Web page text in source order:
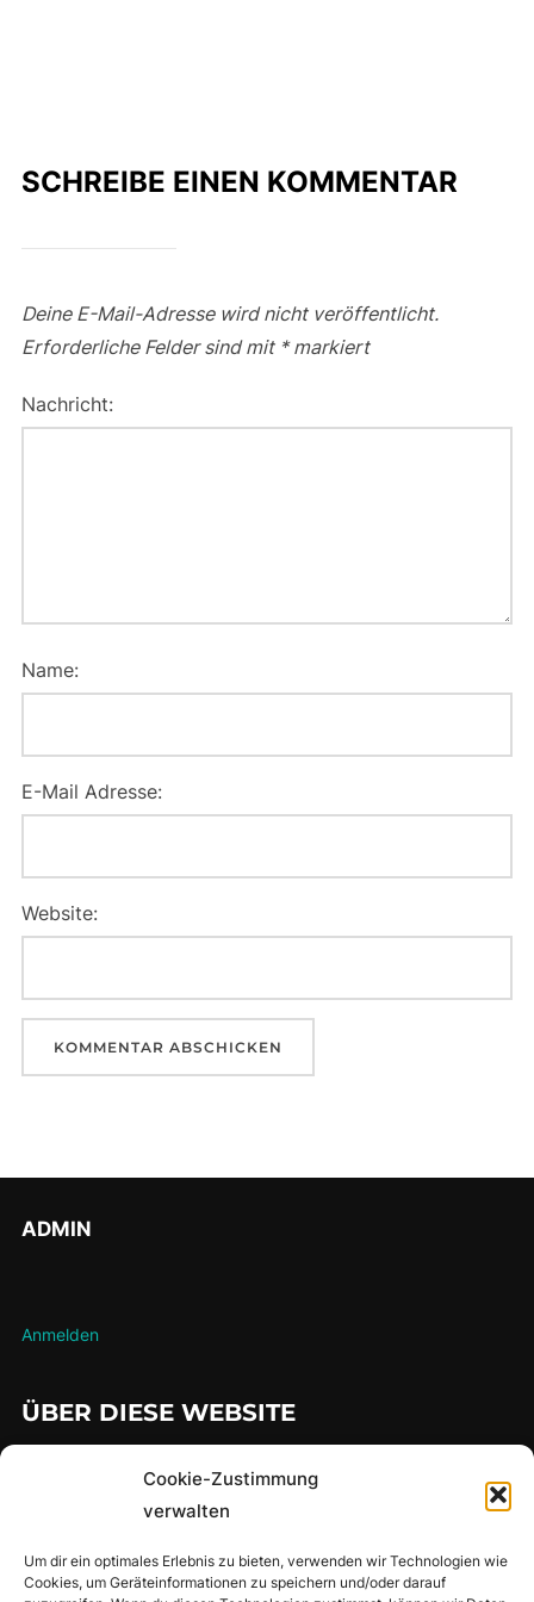
Cookie-Zustimmung
verwalten
Um dir ein optimales Erlebnis zu bieten, verwenden wir Technologien wie
Cookies, um Geräteinformationen zu speichern und/oder darauf
SCHREIBE EINEN KOMMENTAR
Deine E-Mail-Adresse wird nicht veröffentlicht.
Erforderliche Felder sind mit *markiert
Nachricht:
Name:
E-Mail Adresse:
Website:
ADMIN
Anmelden
ÜBER DIESE WEBSITE
SUCHE